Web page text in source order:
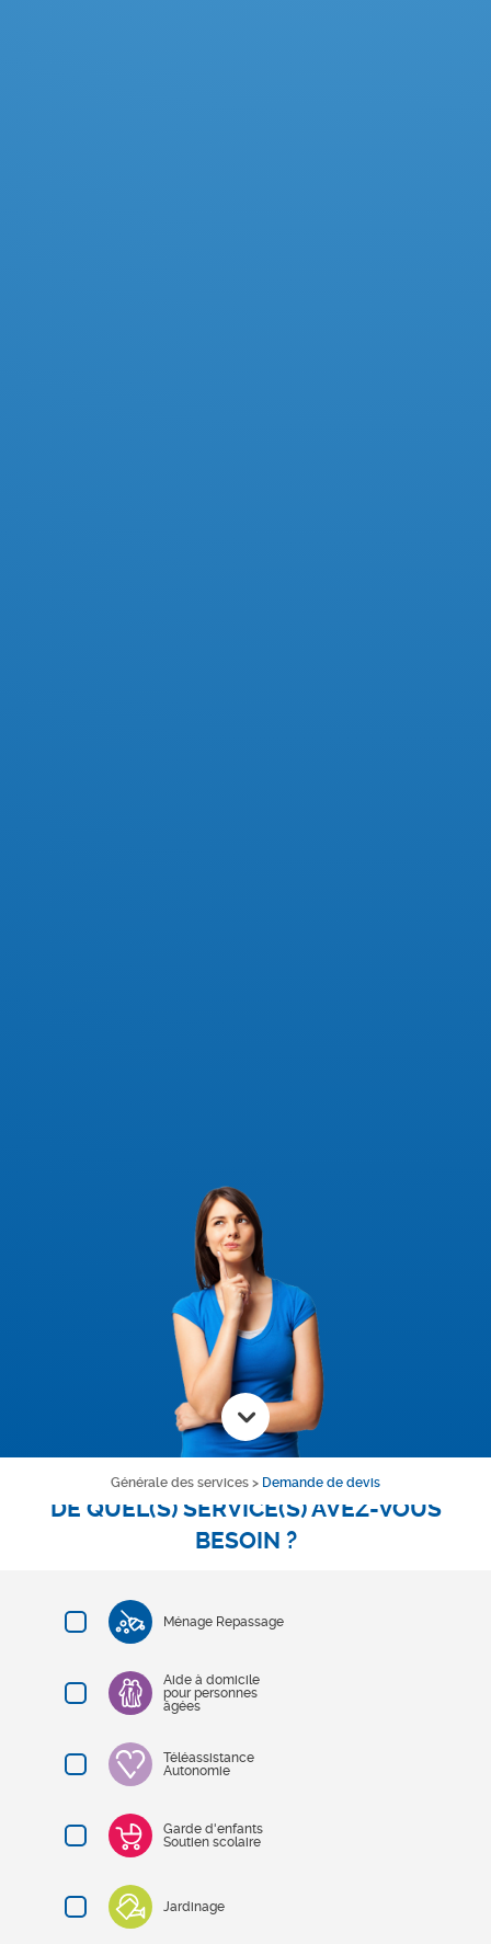
Générale des services > Demande de devis
DE QUEL(S) SERVICE(S) AVEZ-VOUS
BESOIN ?
Ménage Repassage
Aide à domicile
pour personnes
âgées
Téléassistance
Autonomie
Garde d'enfants
Soutien scolaire
Jardinage